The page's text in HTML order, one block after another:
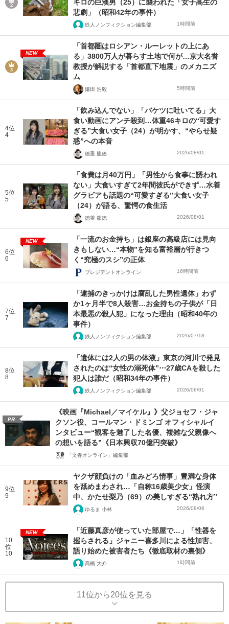
キロの巨漢男（25）に襲われた「女子高生の
悲劇」（昭和42年の事件）
鉄人ノンフィクション編集部 1時間前
NEW
「首都圏はロシアン・ルーレットの上にあ
る」3800万人が暮らす土地で何が…京大名誉
教授が解説する「首都直下地震」のメカニズ
ム
鎌田 浩毅 5時間前
4位
4
「飲み込んでない」「バケツに吐いてる」大
食い動画にアンチ殺到…体重46キロの“可愛す
ぎる”大食い女子（24）が明かす、“やらせ疑
惑”への本音
徳重 龍徳 2026/08/01
5位
5
「食費は月40万円」「男性から食事に誘われ
ない」大食いすぎて2年間彼氏ができず…水着
グラビアも話題の“可愛すぎる”大食い女子
（24）が語る、驚愕の食生活
徳重 龍徳 2026/08/01
6位
6
NEW
「一流のお金持ち」は銀座の高級店には見向
きもしない…“本物”を知る富裕層が行きつ
く“究極のスシ”の正体
プレジデントオンライン 16時間前
7位
7
「逮捕のきっかけは腐乱した男性遺体」わず
か1ヶ月半で8人殺害…お金持ちの子供が「日
本最悪の殺人犯」になった理由（昭和40年の
事件）
鉄人ノンフィクション編集部 2026/07/18
8位
8
「遺体には2人の男の体液」東京の河川で発見
されたのは“女性の溺死体”⋯27歳CAを殺した
犯人は誰だ（昭和34年の事件）
鉄人ノンフィクション編集部 2026/06/01
PR
《映画『Michael／マイケル』》父ジョセフ・ジャ
クソン役、コールマン・ドミンゴ オフィシャルイ
ンタビュー“観客を魅了した名優、複雑な父親像へ
の想いを語る”《日本興収70億円突破》
「文春オンライン」編集部
9位
9
ヤクザ顔負けの「血みどろ情事」豊満な身体
を舐めまわされ…「自称16歳美少女」怪演
中、かたせ梨乃（69）の美しすぎる“熟れ方”
ゆるま 小林 2026/08/06
10
位
10
NEW
「近藤真彦が使っていた部屋で…」「性器を
握らされる」ジャニー喜多川による性加害、
語り始めた被害者たち《徹底取材の裏側》
髙橋 大介 1時間前
11位から20位を見る